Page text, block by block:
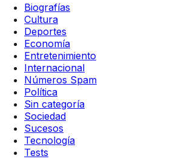
Biografías
Cultura
Deportes
Economía
Entretenimiento
Internacional
Números Spam
Política
Sin categoría
Sociedad
Sucesos
Tecnología
Tests